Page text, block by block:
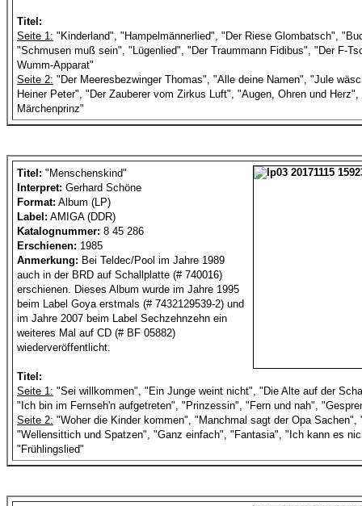
Titel:
Seite 1: "Kinderland", "Hampelmännerlied", "Der Riese Glombatsch",
"Schmusen muß sein", "Lügenlied", "Der Traummann Fidibus", "Der F-
Wumm-Apparat"
Seite 2: "Der Meeresbezwinger Thomas", "Alle deine Namen", "Jule
Heiner Peter", "Der Zauberer vom Zirkus Luft", "Augen, Ohren und
Märchenprinz"
Titel: "Menschenskind"
Interpret: Gerhard Schöne
Format: Album (LP)
Label: AMIGA (DDR)
Katalognummer: 8 45 286
Erschienen: 1985
Anmerkung: Bei Teldec/Pool im Jahre 1989
auch in der BRD auf Schallplatte (# 740016)
erschienen. Dieses Album wurde im Jahre 1995
beim Label Goya erstmals (# 7432129539-2) und
im Jahre 2007 beim Label Sechzehnzehn ein
weiteres Mal auf CD (# BF 05882)
wiederveröffentlicht.
Titel:
Seite 1: "Sei willkommen", "Ein Junge weint nicht", "Die Alte auf der
"Ich bin im Fernseh'n aufgetreten", "Prinzessin", "Fern und nah",
Seite 2: "Woher die Kinder kommen", "Manchmal sagt der Opa Sachen",
"Wellensittich und Spatzen", "Ganz einfach", "Fantasia", "Ich kann es
"Frühlingslied"